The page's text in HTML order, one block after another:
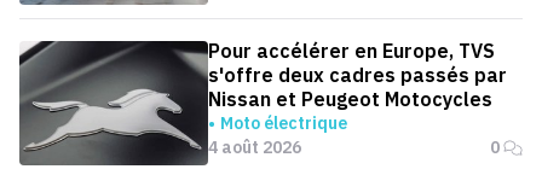
Pour accélérer en Europe, TVS
s'offre deux cadres passés par
Nissan et Peugeot Motocycles
Moto électrique
4 août 2026
0